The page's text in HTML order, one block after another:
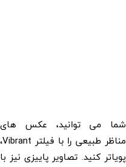
شما می توانید، عکس های
مناظر طبیعی را با فیلتر Vibrant،
پویاتر کنید. تصاویر پاییزی نیز با